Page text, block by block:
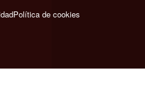
Política de cookies